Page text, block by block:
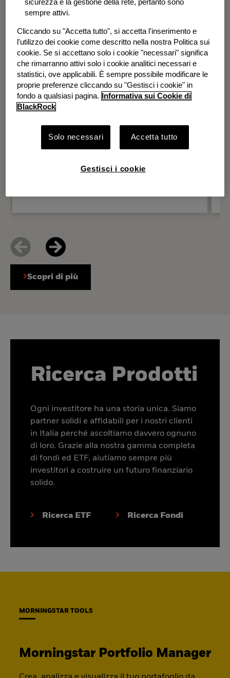
Income Fund
Scopri di più
Ricerca Prodotti
Ogni investitore ha una storia unica. Siamo
partner solidi e affidabili per i nostri clienti
in Italia perché ascoltiamo davvero ognuno
di loro. Grazie alla nostra gamma completa
di fondi ed ETF, aiutiamo sempre più
investitori a costruire un futuro finanziario
solido.
Ricerca ETF Ricerca Fondi
MORNINGSTAR TOOLS
Morningstar Portfolio Manager
sicurezza e la gestione della rete, pertanto sono
sempre attivi.
Cliccando su "Accetta tutto", si accetta l'inserimento e
l'utilizzo dei cookie come descritto nella nostra Politica sui
cookie. Se si accettano solo i cookie "necessari" significa
che rimarranno attivi solo i cookie analitici necessari e
statistici, ove applicabili. È sempre possibile modificare le
proprie preferenze cliccando su "Gestisci i cookie" in
fondo a qualsiasi pagina.
Informativa sui Cookie di
BlackRock
Solo necessari Accetta tutto
Gestisci i cookie